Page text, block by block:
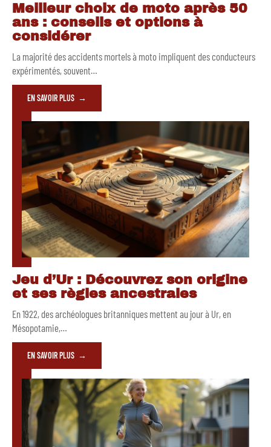
Meilleur choix de moto après 50
ans : conseils et options à
considérer
La majorité des accidents mortels à moto impliquent des conducteurs
expérimentés, souvent…
EN SAVOIR PLUS
Jeu d’Ur : Découvrez son origine
et ses règles ancestrales
En 1922, des archéologues britanniques mettent au jour à Ur, en
Mésopotamie,…
EN SAVOIR PLUS